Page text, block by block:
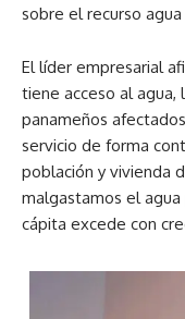
sobre el recurso
El líder empresarial
tiene acceso al
panameños
servicio de forma
población y vivienda
malgastamos el
cápita excede con